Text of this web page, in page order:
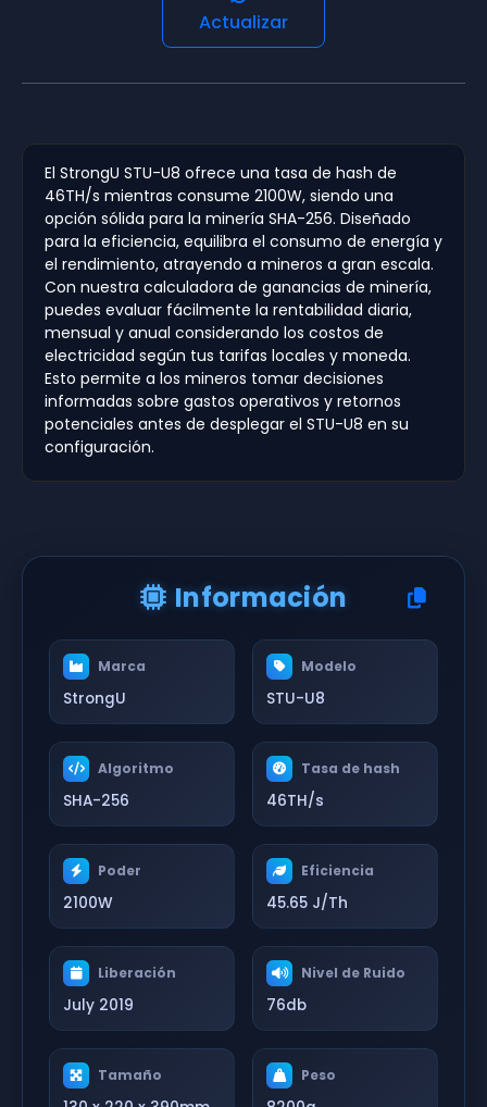
Actualizar
El StrongU STU-U8 ofrece una tasa de hash de
46TH/s mientras consume 2100W, siendo una
opción sólida para la minería SHA-256. Diseñado
para la eficiencia, equilibra el consumo de energía y
el rendimiento, atrayendo a mineros a gran escala.
Con nuestra calculadora de ganancias de minería,
puedes evaluar fácilmente la rentabilidad diaria,
mensual y anual considerando los costos de
electricidad según tus tarifas locales y moneda.
Esto permite a los mineros tomar decisiones
informadas sobre gastos operativos y retornos
potenciales antes de desplegar el STU-U8 en su
configuración.
Información
Marca
StrongU
Modelo
STU-U8
Algoritmo
SHA-256
Tasa de hash
46TH/s
Poder
2100W
Eficiencia
45.65 J/Th
Liberación
July 2019
Nivel de Ruido
76db
Tamaño Peso